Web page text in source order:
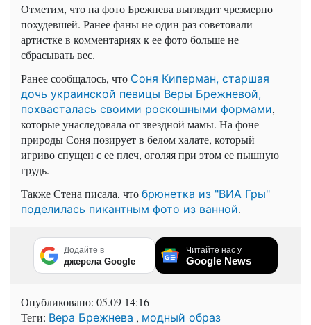
Отметим, что на фото Брежнева выглядит чрезмерно
похудевшей. Ранее фаны не один раз советовали
артистке в комментариях к ее фото больше не
сбрасывать вес.
Ранее сообщалось, что Соня Киперман, старшая
дочь украинской певицы Веры Брежневой,
похвасталась своими роскошными формами,
которые унаследовала от звездной мамы. На фоне
природы Соня позирует в белом халате, который
игриво спущен с ее плеч, оголяя при этом ее пышную
грудь.
Также Стена писала, что брюнетка из "ВИА Гры"
поделилась пикантным фото из ванной.
Додайте в
джерела Google
Читайте нас у
Google News
Опубликовано: 05.09 14:16
Теги: Вера Брежнева , модный образ